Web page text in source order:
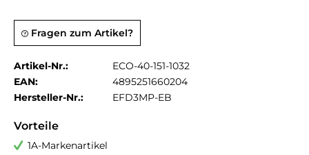
Fragen zum Artikel?
Artikel-Nr.:
ECO-40-151-1032
EAN:
4895251660204
Hersteller-Nr.:
EFD3MP-EB
Vorteile
1A-Markenartikel